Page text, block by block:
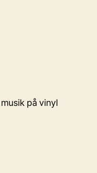
på vinyl